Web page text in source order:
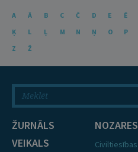
A Ā B C Č D E Ē
Ķ
L Ļ M N Ņ O P
Z
Ž
ŽURNĀLS
VEIKALS
NOZARES
Civiltiesības